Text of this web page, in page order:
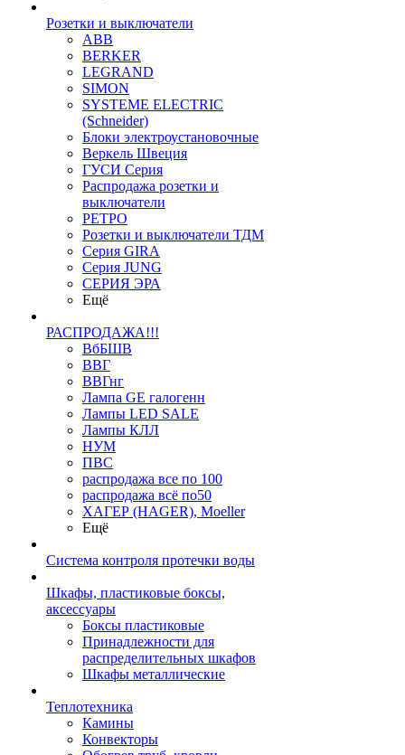
Розетки и выключатели
ABB
BERKER
LEGRAND
SIMON
SYSTEME ELECTRIC
(Schneider)
Блоки электроустановочные
Веркель Швеция
ГУСИ Серия
Распродажа розетки и
выключатели
РЕТРО
Розетки и выключатели ТДМ
Серия GIRA
Серия JUNG
СЕРИЯ ЭРА
Ещё
РАСПРОДАЖА!!!
ВбБШВ
ВВГ
ВВГнг
Лампа GE галогенн
Лампы LED SALE
Лампы КЛЛ
НУМ
ПВС
распродажа все по 100
распродажа всё по50
ХАГЕР (HAGER), Moeller
Ещё
Система контроля протечки воды
Шкафы, пластиковые боксы,
аксессуары
Боксы пластиковые
Принадлежности для
распределительных шкафов
Шкафы металлические
Теплотехника
Камины
Конвекторы